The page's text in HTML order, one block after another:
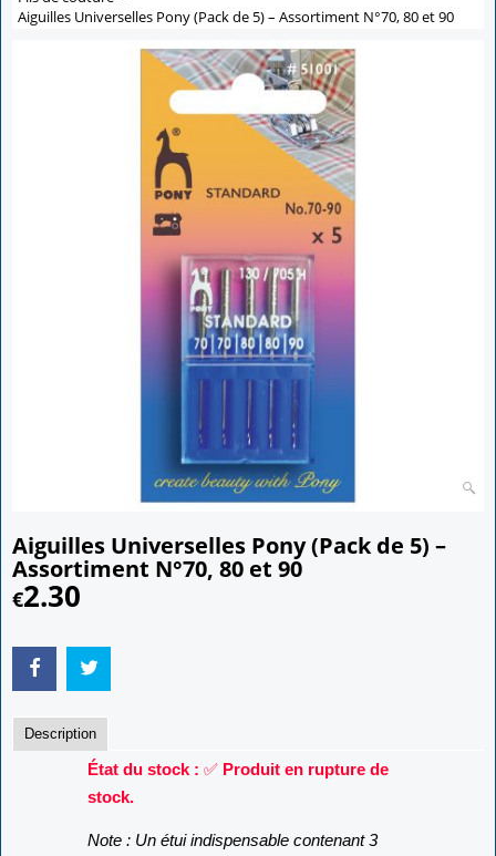
Aiguilles Universelles Pony (Pack de 5) – Assortiment N°70, 80 et 90
Aiguilles Universelles Pony (Pack de 5) –
Assortiment N°70, 80 et 90
€2.30
Description
État du stock : ✅ Produit en rupture de
stock.
Note : Un étui indispensable contenant 3